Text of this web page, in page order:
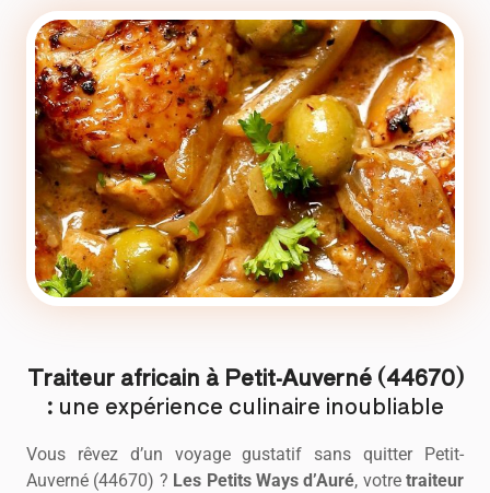
Traiteur africain à Petit-Auverné (44670)
:une expérience culinaire inoubliable
Vous rêvez d’un voyage gustatif sans quitter Petit-
Auverné (44670) ? Les Petits Ways d’Auré, votre traiteur